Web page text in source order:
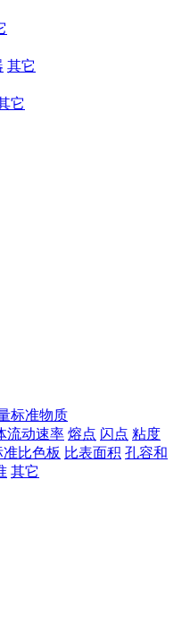
其它
它
标准物质
流动速率 熔点 闪点 粘度
准比色板 比表面积 孔容和
其它